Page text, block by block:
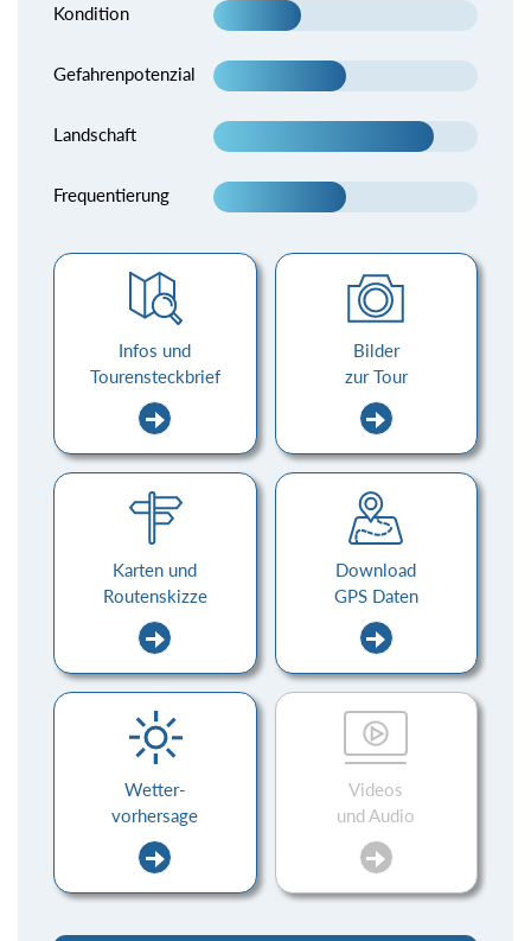
Kondition
Gefahrenpotenzial
Landschaft
Frequentierung
Infos und
Tourensteckbrief
Bilder
zur Tour
Karten und
Routenskizze
Download
GPS Daten
Wetter-
vorhersage
Videos
und Audio